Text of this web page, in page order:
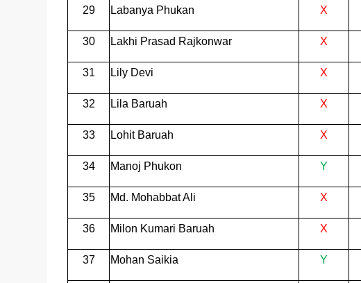
29 Labanya Phukan X
30 Lakhi Prasad Rajkonwar X
31 Lily Devi X
32 Lila Baruah X
33 Lohit Baruah X
34 Manoj Phukon Y
35 Md. Mohabbat Ali X
36 Milon Kumari Baruah X
37 Mohan Saikia Y